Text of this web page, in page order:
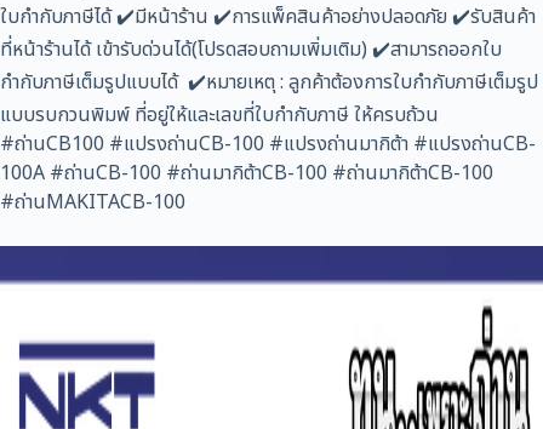
ใบกำกับภาษีได้ ✔️มีหน้าร้าน ✔️การแพ็คสินค้าอย่างปลอดภัย ✔️รับสินค้า
ที่หน้าร้านได้ เข้ารับด่วนได้(โปรดสอบถามเพิ่มเติม) ✔️สามารถออกใบ
กำกับภาษีเต็มรูปแบบได้ ✔️หมายเหตุ : ลูกค้าต้องการใบกำกับภาษีเต็มรูป
แบบรบกวนพิมพ์ ที่อยู่ให้และเลขที่ใบกำกับภาษี ให้ครบถ้วน
#ถ่านCB100 #แปรงถ่านCB-100 #แปรงถ่านมากิต้า #แปรงถ่านCB-
100A #ถ่านCB-100 #ถ่านมากิต้าCB-100 #ถ่านมากิต้าCB-100
#ถ่านMAKITACB-100